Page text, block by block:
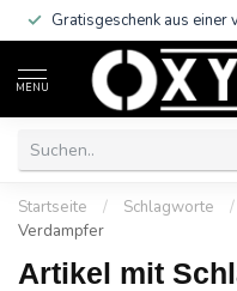
Gratisgeschenk aus
MENU
Startseite / Schlagworte /
Verdampfer
Artikel mit